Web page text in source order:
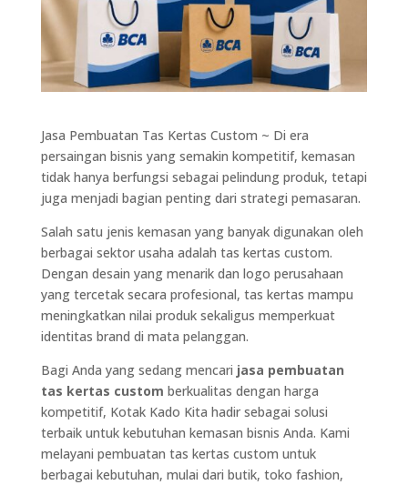
Jasa Pembuatan Tas Kertas Custom ~ Di era
persaingan bisnis yang semakin kompetitif, kemasan
tidak hanya berfungsi sebagai pelindung produk, tetapi
juga menjadi bagian penting dari strategi pemasaran.
Salah satu jenis kemasan yang banyak digunakan oleh
berbagai sektor usaha adalah tas kertas custom.
Dengan desain yang menarik dan logo perusahaan
yang tercetak secara profesional, tas kertas mampu
meningkatkan nilai produk sekaligus memperkuat
identitas brand di mata pelanggan.
Bagi Anda yang sedang mencari jasa pembuatan
tas kertas custom berkualitas dengan harga
kompetitif, Kotak Kado Kita hadir sebagai solusi
terbaik untuk kebutuhan kemasan bisnis Anda. Kami
melayani pembuatan tas kertas custom untuk
berbagai kebutuhan, mulai dari butik, toko fashion,